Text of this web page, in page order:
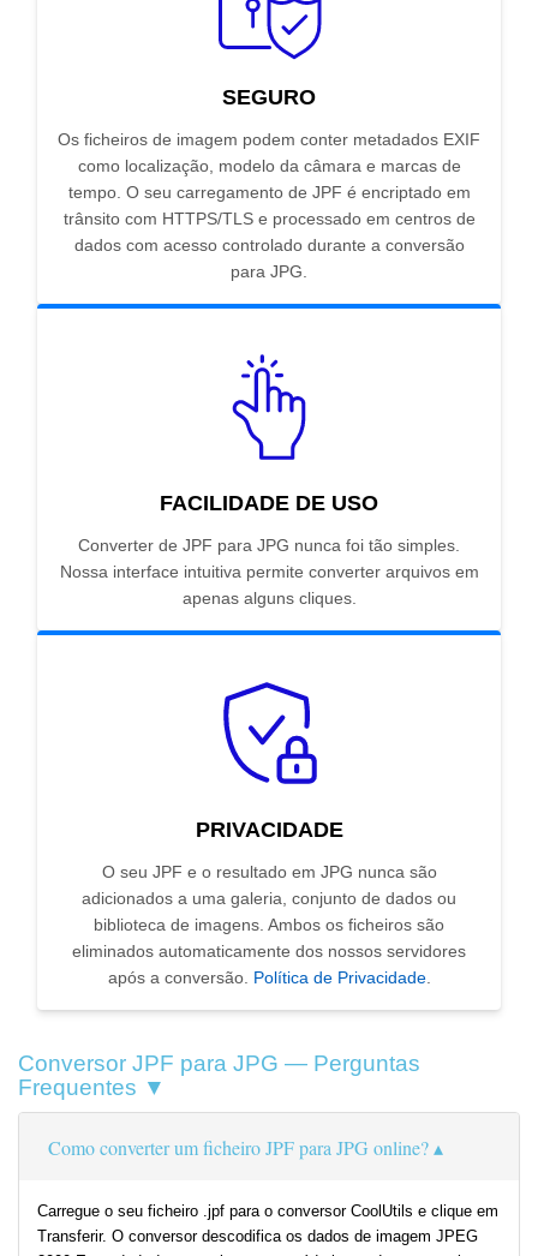
SEGURO
Os ficheiros de imagem podem conter metadados EXIF
como localização, modelo da câmara e marcas de
tempo. O seu carregamento de JPF é encriptado em
trânsito com HTTPS/TLS e processado em centros de
dados com acesso controlado durante a conversão
para JPG.
FACILIDADE DE USO
Converter de JPF para JPG nunca foi tão simples.
Nossa interface intuitiva permite converter arquivos em
apenas alguns cliques.
PRIVACIDADE
O seu JPF e o resultado em JPG nunca são
adicionados a uma galeria, conjunto de dados ou
biblioteca de imagens. Ambos os ficheiros são
eliminados automaticamente dos nossos servidores
após a conversão. Política de Privacidade.
Conversor JPF para JPG — Perguntas
Frequentes ▼
Como converter um ficheiro JPF para JPG online?
Carregue o seu ficheiro .jpf para o conversor CoolUtils e clique em
Transferir. O conversor descodifica os dados de imagem JPEG